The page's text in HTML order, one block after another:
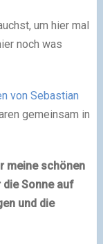
um hier mal
noch was
von Sebastian
gemeinsam in
meine schönen
die Sonne auf
und die